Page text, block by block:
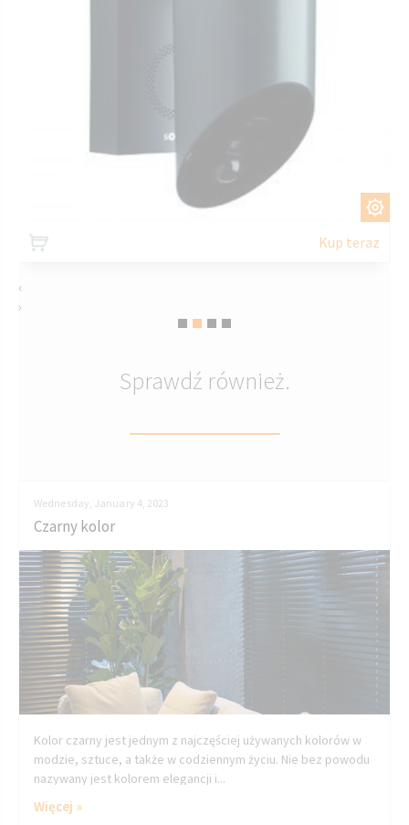
Kup teraz
‹
›
Sprawdź również.
Wednesday, January 4, 2023
Czarny kolor
Kolor czarny jest jednym z najczęściej używanych kolorów w
modzie, sztuce, a także w codziennym życiu. Nie bez powodu
nazywany jest kolorem elegancji i...
Więcej »